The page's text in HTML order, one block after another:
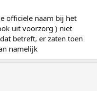
officiele naam bij het
uit voorzorg ) niet
betreft, er zaten toen
namelijk